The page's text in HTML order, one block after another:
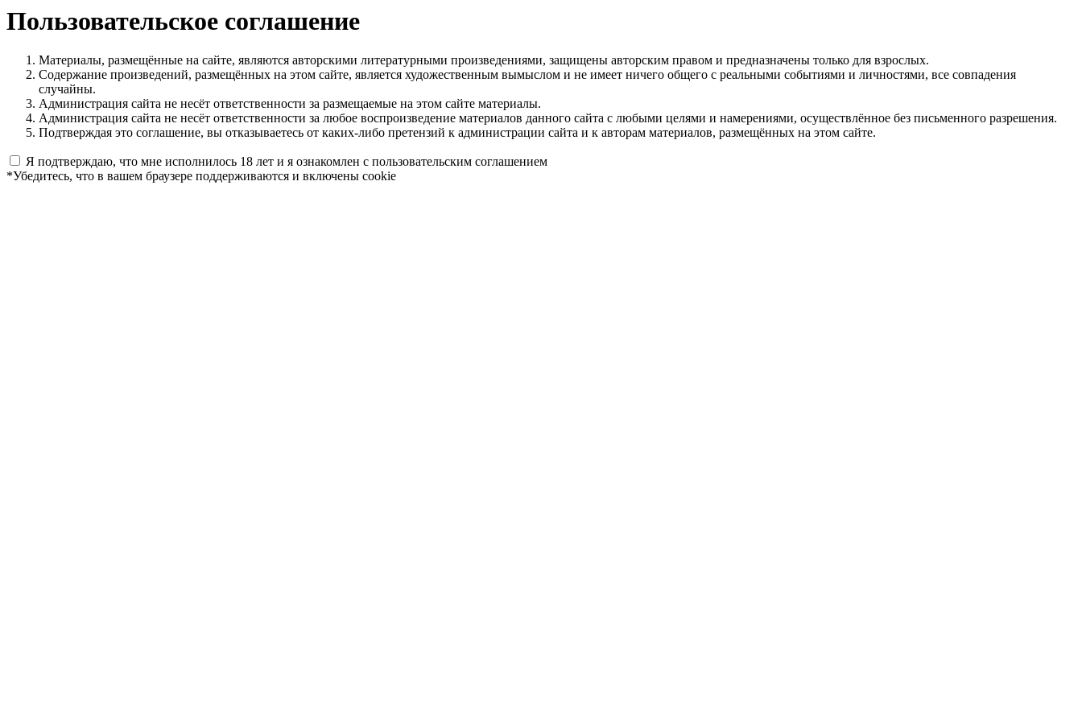
Пользовательское соглашение
Материалы, размещённые на сайте, являются авторскими литературными произведениями, защищены авторским правом и предназначены только для взрослых.
Содержание произведений, размещённых на этом сайте, является художественным вымыслом и не имеет ничего общего с реальными событиями и личностями, все совпадения
случайны.
Администрация сайта не несёт ответственности за размещаемые на этом сайте материалы.
Администрация сайта не несёт ответственности за любое воспроизведение материалов данного сайта с любыми целями и намерениями, осуществлённое без письменного разрешения.
Подтверждая это соглашение, вы отказываетесь от каких-либо претензий к администрации сайта и к авторам материалов, размещённых на этом сайте.
Я подтверждаю, что мне исполнилось 18 лет и я ознакомлен с пользовательским соглашением
*Убедитесь, что в вашем браузере поддерживаются и включены cookie